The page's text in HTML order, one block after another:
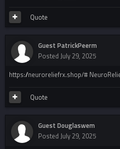
Quote
Guest PatrickPeerm
Posted July 29, 2025
https://neuroreliefrx.shop/#
Quote
Guest Douglaswem
Posted July 29, 2025